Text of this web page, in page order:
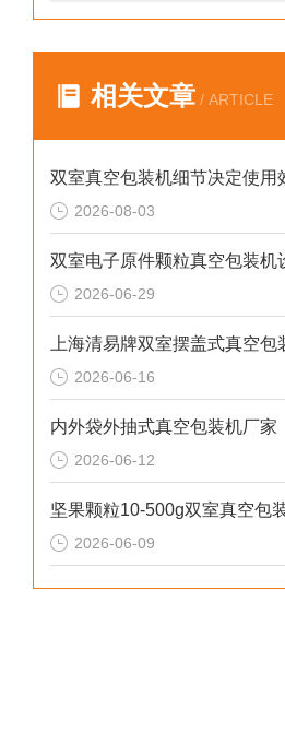
相关文章 / ARTICLE
双室真空包装机细节决定使用
2026-08-03
双室电子原件颗粒真空包装机
2026-06-29
2026-06-16
内外袋外抽式真空包装机厂家
2026-06-12
2026-06-09